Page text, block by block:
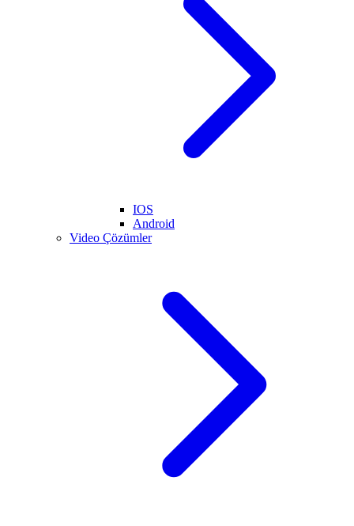
IOS
Android
Video Çözümler